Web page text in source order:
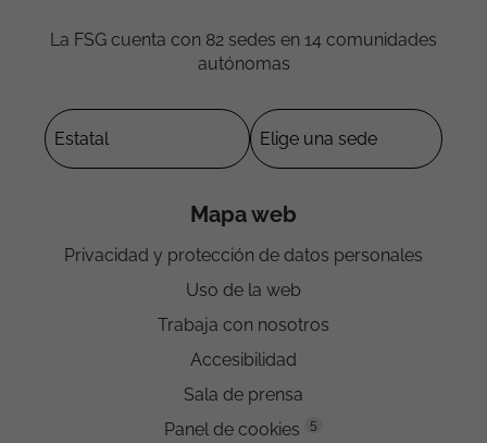
La FSG cuenta con 82 sedes en 14 comunidades
autónomas
Mapa web
Privacidad y protección de datos personales
Uso de la web
Trabaja con nosotros
Accesibilidad
Sala de prensa
Panel de cookies
5